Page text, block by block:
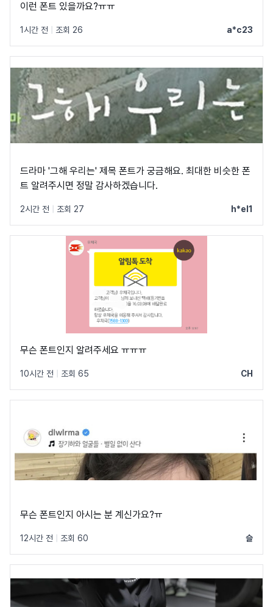
이런 폰트 있을까요?ㅠㅠ
1시간 전 조회 26 a*c23
드라마 '그해 우리는' 제목 폰트가 궁금해요. 최대한 비슷한 폰
트 알려주시면 정말 감사하겠습니다.
2시간 전 조회 27 h*el1
무슨 폰트인지 알려주세요 ㅠㅠㅠ
10시간 전 조회 65 CH
무슨 폰트인지 아시는 분 계신가요?ㅠ
12시간 전 조회 60 슬